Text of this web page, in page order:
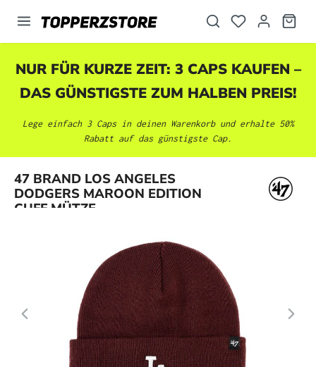
springen
NUR FÜR KURZE ZEIT: 3 CAPS KAUFEN –
DAS GÜNSTIGSTE ZUM HALBEN PREIS!
Lege einfach 3 Caps in deinen Warenkorb und erhalte 50%
Rabatt auf das günstigste Cap.
47 BRAND LOS ANGELES
DODGERS MAROON EDITION
CUFF MÜTZE
Bildergalerie überspringen